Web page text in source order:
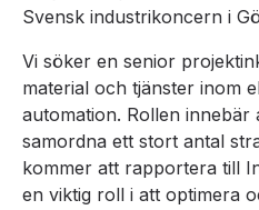
Svensk industrikoncern i
Vi söker en senior
material och tjänster inom
automation. Rollen
samordna ett stort antal
kommer att rapportera till
en viktig roll i att optimera